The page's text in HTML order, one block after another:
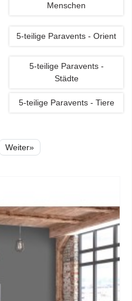
Menschen
5-teilige Paravents - Orient
5-teilige Paravents -
Städte
5-teilige Paravents - Tiere
Weiter»